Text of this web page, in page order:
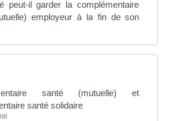
peut-il garder la complémentaire
employeur à la fin de son
santé (mutuelle) et
santé solidaire